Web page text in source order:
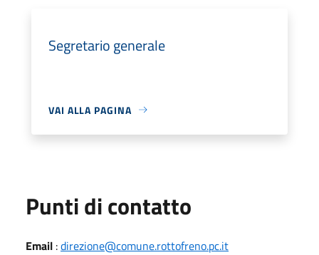
Segretario generale
VAI ALLA PAGINA
Punti di contatto
Email :direzione@comune.rottofreno.pc.it